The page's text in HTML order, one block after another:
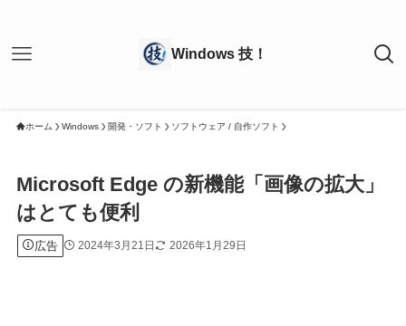
ホーム Windows 開発・ソフト ソフトウェア / 自作ソフト
Microsoft Edge の新機能「画像の拡大」
はとても便利
広告 2024年3月21日 2026年1月29日